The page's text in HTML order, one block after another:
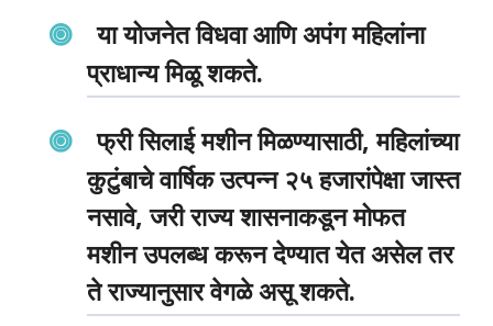
या योजनेत विधवा आणि अपंग महिलांना
प्राधान्य मिळू शकते.
फ्री सिलाई मशीन मिळण्यासाठी, महिलांच्या
कुटुंबाचे वार्षिक उत्पन्न २५ हजारांपेक्षा जास्त
नसावे, जरी राज्य शासनाकडून मोफत
मशीन उपलब्ध करून देण्यात येत असेल तर
ते राज्यानुसार वेगळे असू शकते.